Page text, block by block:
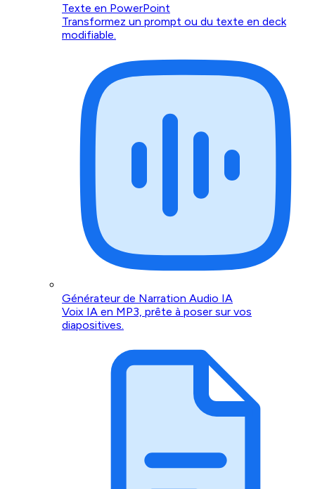
Texte en PowerPoint
Transformez un prompt ou du texte en deck
modifiable.
Générateur de Narration Audio IA
Voix IA en MP3, prête à poser sur vos
diapositives.